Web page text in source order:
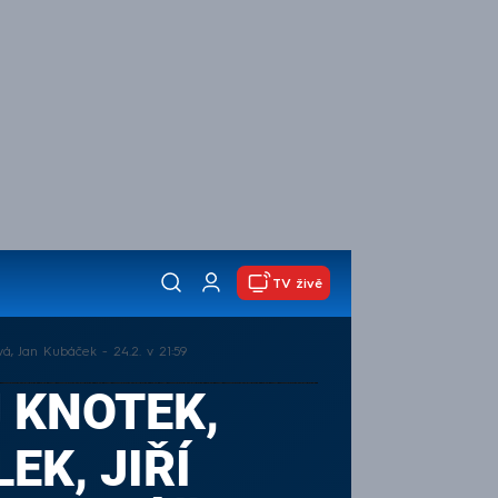
TV živě
Jan Kubáček - 24.2. v 21:59
JIŘÍ